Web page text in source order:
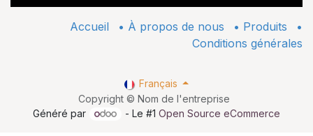
Accueil • À propos de nous • ​Produits
•
Conditions générales
Copyright © Nom de l'entreprise
Français
Généré par - Le #1Open Source eCommerce